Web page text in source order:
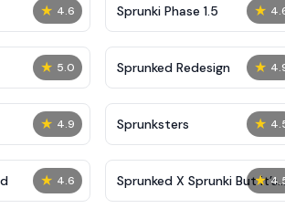
★ 4.6 ★
Sprunki Phase 1.5
★ 5.0 ★
Sprunked Redesign
★ 4.9 ★
Sprunksters
★ 4.6 ★
Sprunked X Sprunki But it’s
Parasite